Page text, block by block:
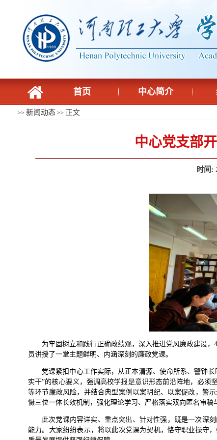
首页 中心简介
>> 新闻动态 >> 正文
中心党支部
时间:
为牢固树立和践行正确政绩观，深入推进党风廉政建设
员讲授了一堂主题鲜明、内涵深刻的廉政党课。
党课紧扣中心工作实际，从正本清源、使命所系、警钟
实干”的核心要义，强调高校学报是意识形态前沿阵地，必
等环节廉政风险，并结合典型案例以案明纪、以案促改，警
慑三位一体长效机制，强化理论学习、严格落实双向匿名审稿
此次党课内容详实、重点突出、针对性强，既是一次深
能力。大家纷纷表示，将以此次党课为契机，恪守职业操守